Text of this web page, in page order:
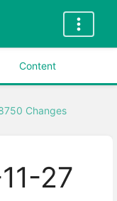
Content
Changes
27